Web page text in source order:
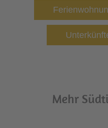
Mehr